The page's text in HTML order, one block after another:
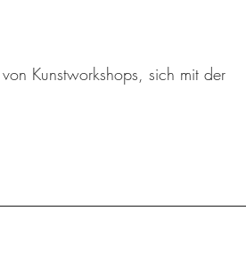
Kunstworkshops, sich mit der